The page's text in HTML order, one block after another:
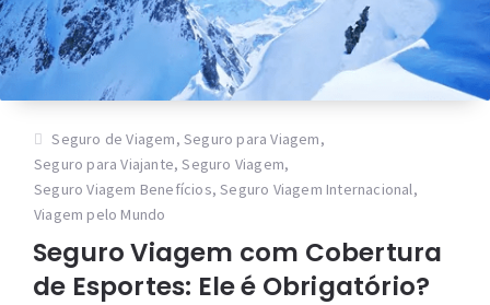
Seguro de Viagem,Seguro para Viagem,
Seguro para Viajante,Seguro Viagem,
Seguro Viagem Benefícios,Seguro Viagem Internacional,
Viagem pelo Mundo
Seguro Viagem com Cobertura
de Esportes: Ele é Obrigatório?